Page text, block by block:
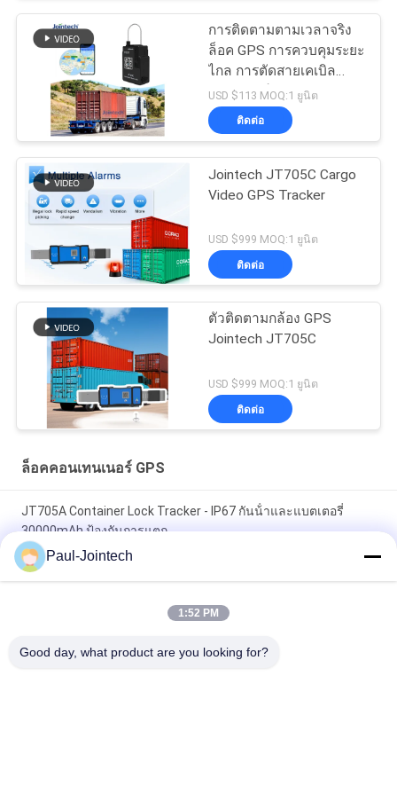
การติดตามตามเวลาจริง
ล็อค GPS การควบคุมระยะ
ไกล การตัดสายเคเบิล
ปลุก สมาร์ท กุญแจ
USD $113 MOQ:1 ยูนิต
ติดต่อ
Jointech JT705C Cargo
Video GPS Tracker
USD $999 MOQ:1 ยูนิต
ติดต่อ
ตัวติดตามกล้อง GPS
Jointech JT705C
USD $999 MOQ:1 ยูนิต
ติดต่อ
ล็อคคอนเทนเนอร์ GPS
JT705A Container Lock Tracker - IP67 กันน้ําและแบตเตอรี่
30000mAh ป้องกันการแตก
Jointech JT705C ตู้คอนเทนเนอร์ที่ปรับแต่งได้ กล้อง GPS กุญแจ
Paul-Jointech
1:52 PM
Good day, what product are you looking for?